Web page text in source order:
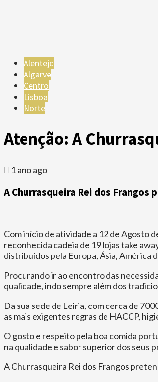
Alentejo
Algarve
Centro
Lisboa
Norte
Atenção: A
1 ano ago
A Churrasqueira Rei dos
Com início de atividade a 12 de Agosto
reconhecida cadeia de 19 lojas take
distribuídos pela Europa, Ásia, América
Procurando ir ao encontro das
qualidade, indo sempre além dos
Da sua sede de Leiria, com cerca de
as mais exigentes regras de HACCP,
O gosto e respeito pela boa comida
na qualidade e sabor superior dos seus
A Churrasqueira Rei dos Frangos